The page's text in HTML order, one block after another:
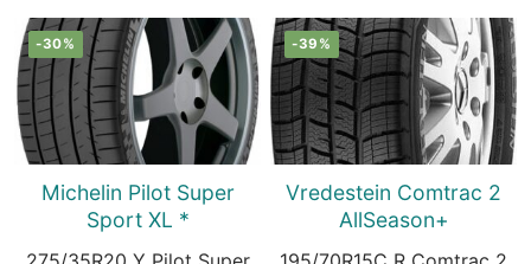
-30%
Michelin Pilot Super
Sport XL *
-39%
Vredestein Comtrac 2
AllSeason+